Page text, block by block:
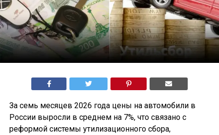
За семь месяцев 2026 года цены на автомобили в
России выросли в среднем на 7%, что связано с
реформой системы утилизационного сбора,